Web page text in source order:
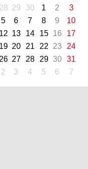
28 29 30 1 2
3
5 6 7 8 9
10
12 13 14 15 16
17
19 20 21 22 23
24
26 27 28 29 30
31
2 3 4 5 6 7